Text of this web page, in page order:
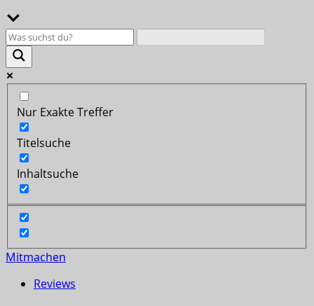
Nur Exakte Treffer
Titelsuche
Inhaltsuche
Mitmachen
Reviews